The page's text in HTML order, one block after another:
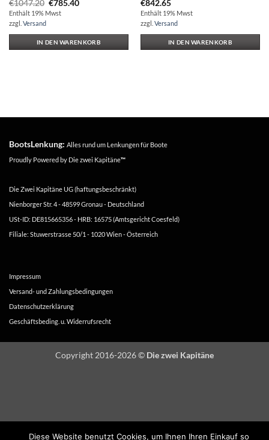
€1047.20 Ursprünglicher
Preis
war:
€785.40Aktueller
Enthält 19% Mwst
zzgl. Versand
IN DEN WARENKORB
€842.65
Enthält 19% Mwst
zzgl. Versand
IN DEN WARENKORB
BootsLenkung: Alles rund um Lenkungen für Boote
Proudly Powered by Die zwei Kapitäne™
Die Zwei Kapitäne UG (haftungsbeschränkt)
Nienborger Str. 4 - 48599 Gronau - Deutschland
USt-ID: DE815665356 - HRB: 16575 (Amtsgericht Coesfeld)
Filiale: Stuwerstrasse 50/1 - 1020 Wien - Österreich
Impressum
Versand- und Zahlungsbedingungen
Datenschutzerklärung
Geschäftsbeding. u. Widerrufsrecht
Copyright 2016-2026 © Die zwei Kapitäne
Diese Website benutzt Cookies, um Ihnen Ihren Einkauf so